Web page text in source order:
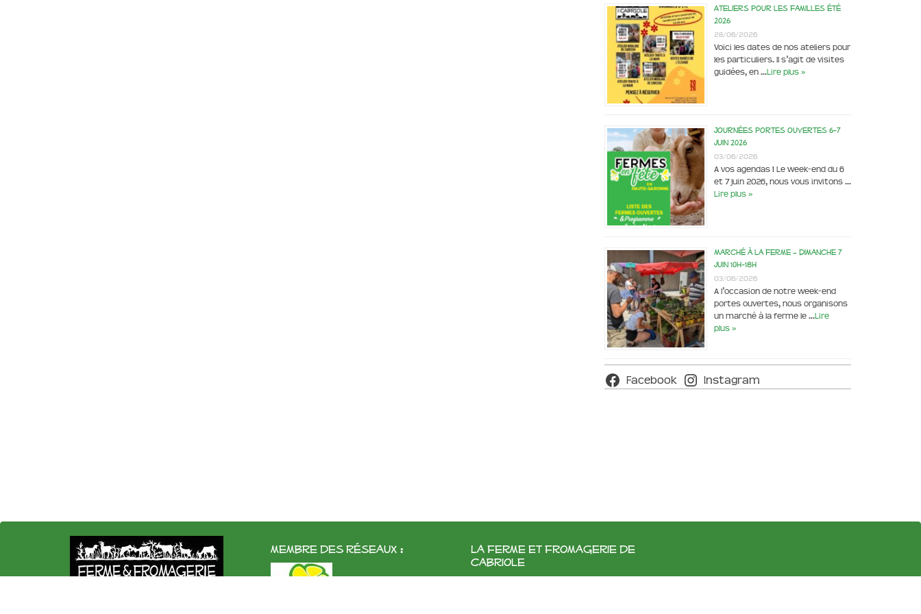
Ateliers pour les familles été
2026
28/06/2026
Voici les dates de nos ateliers pour
les particuliers. Il s’agit de visites
guidées, en …Lire plus »
Journées portes ouvertes 6-7
juin 2026
03/06/2026
A vos agendas ! Le week-end du 6
et 7 juin 2026, nous vous invitons …
Lire plus »
Marché à la ferme – dimanche 7
juin 10h-18h
03/06/2026
A l’occasion de notre week-end
portes ouvertes, nous organisons
un marché à la ferme le …Lire
plus »
Facebook Instagram
membre des réseaux :
La ferme et fromagerie de
cabriole